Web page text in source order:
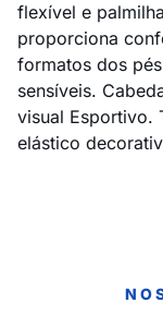
flexível e
proporciona
formatos dos
sensíveis.
visual Esportivo.
elástico